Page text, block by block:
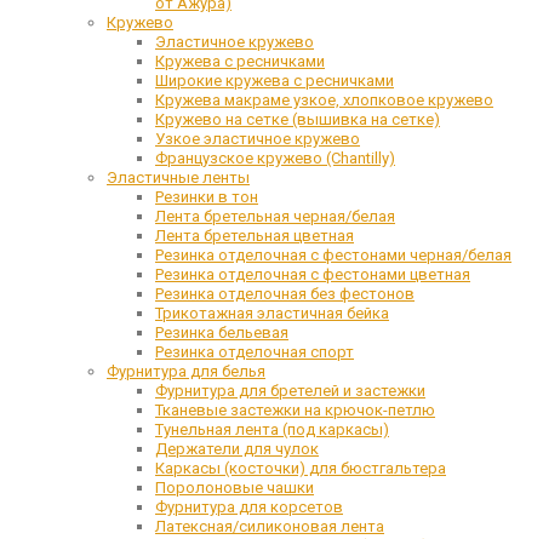
Кружево
Эластичное кружево
Кружева с ресничками
Широкие кружева с ресничками
Кружева макраме узкое, хлопковое кружево
Кружево на сетке (вышивка на сетке)
Узкое эластичное кружево
Французское кружево (Chantilly)
Эластичные ленты
Резинки в тон
Лента бретельная черная/белая
Лента бретельная цветная
Резинка отделочная с фестонами черная/белая
Резинка отделочная с фестонами цветная
Резинка отделочная без фестонов
Трикотажная эластичная бейка
Резинка бельевая
Резинка отделочная спорт
Фурнитура для белья
Фурнитура для бретелей и застежки
Тканевые застежки на крючок-петлю
Тунельная лента (под каркасы)
Держатели для чулок
Каркасы (косточки) для бюстгальтера
Поролоновые чашки
Фурнитура для корсетов
Латексная/силиконовая лента